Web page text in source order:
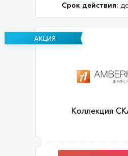
Срок действия:
АКЦИЯ
Коллекция